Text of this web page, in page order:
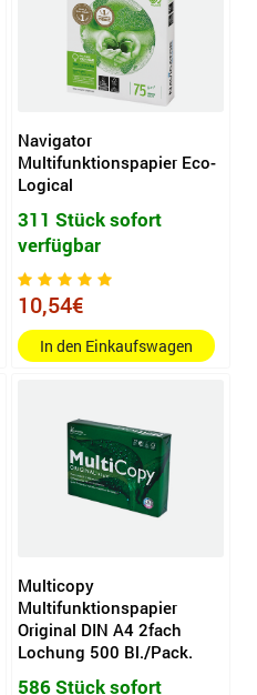
Navigator
Multifunktionspapier Eco-
Logical
311 Stück sofort
verfügbar
10,54€
In den Einkaufswagen
Multicopy
Multifunktionspapier
Original DIN A4 2fach
Lochung 500 Bl./Pack.
586 Stück sofort